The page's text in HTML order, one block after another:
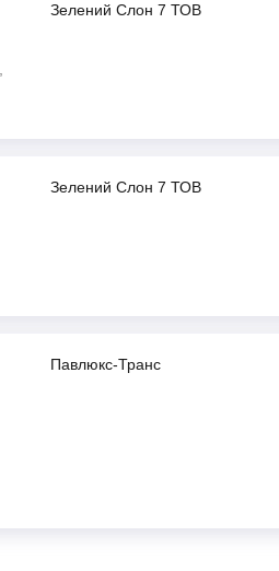
Зелений Слон 7 ТОВ
Зелений Слон 7 ТОВ
Павлюкс-Транс